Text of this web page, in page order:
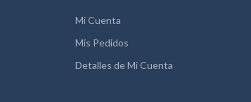
Mi Cuenta
Mis Pedidos
Detalles de Mi Cuenta